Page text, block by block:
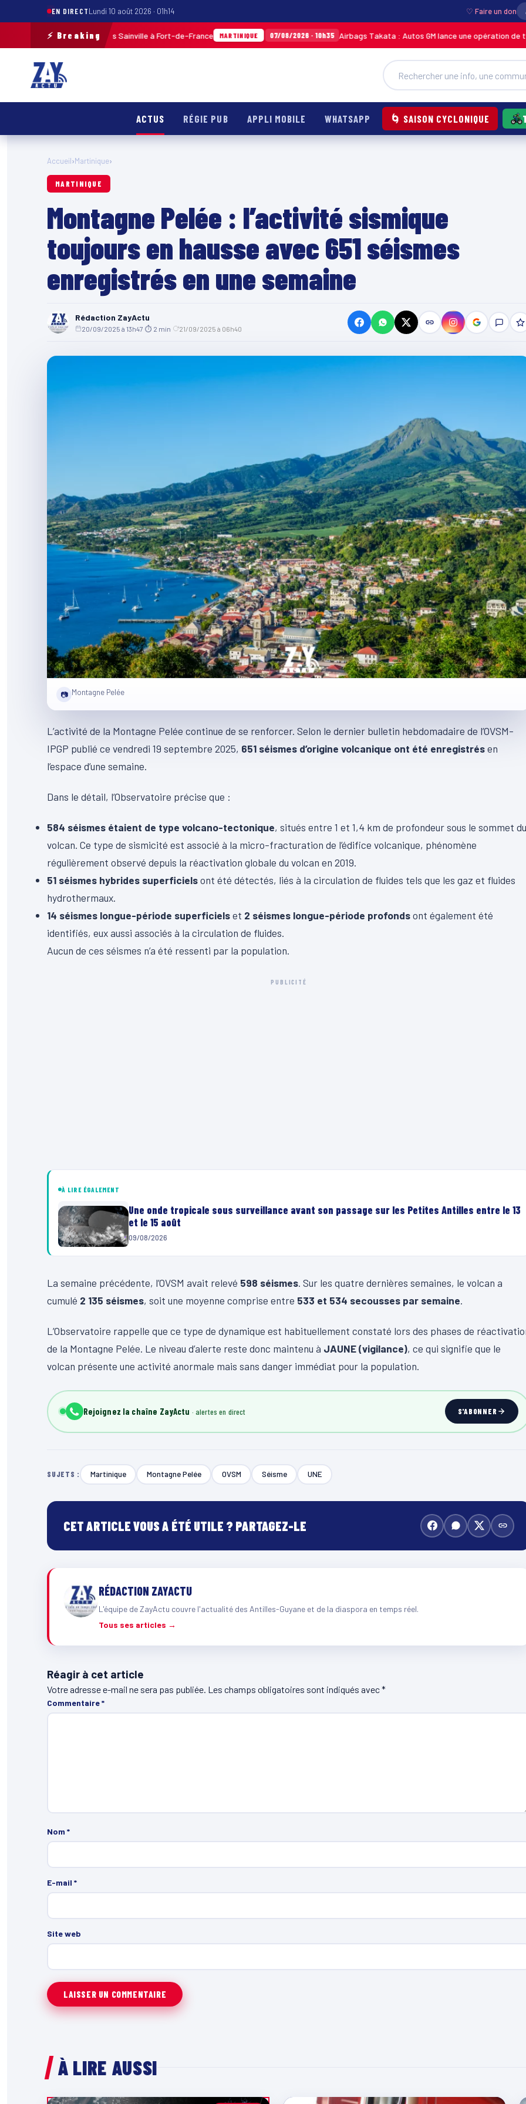
EN DIRECTLundi 10 août 2026 · 01h14 ♡ Faire un don
⚡ Breaking
balles aux Terres Sainville à Fort-de-France MARTINIQUE 07/08/2026 · 10h35 Airbags Takata : Autos GM lance une opération de terrain pour
ACTUS RÉGIE PUB APPLI MOBILE WHATSAPP 🌀 SAISON CYCLONIQUE
Accueil›Martinique›
MARTINIQUE
Montagne Pelée : l’activité sismique
toujours en hausse avec 651 séismes
enregistrés en une semaine
Rédaction ZayActu
20/09/2025 à 13h47 ⏱ 2 min 21/09/2025 à 06h40
📷 Montagne Pelée
L’activité de la Montagne Pelée continue de se renforcer. Selon le dernier bulletin hebdomadaire de l’OVSM-
IPGP publié ce vendredi 19 septembre 2025, 651 séismes d’origine volcanique ont été enregistrésen
l’espace d’une semaine.
Dans le détail, l’Observatoire précise que :
584 séismes étaient de type volcano-tectonique, situés entre 1 et 1,4 km de profondeur sous le sommet du
volcan. Ce type de sismicité est associé à la micro-fracturation de l’édifice volcanique, phénomène
régulièrement observé depuis la réactivation globale du volcan en 2019.
51 séismes hybrides superficielsont été détectés, liés à la circulation de fluides tels que les gaz et fluides
hydrothermaux.
14 séismes longue-période superficielset 2 séismes longue-période profondsont également été
identifiés, eux aussi associés à la circulation de fluides.
Aucun de ces séismes n’a été ressenti par la population.
PUBLICITÉ
À LIRE ÉGALEMENT
Une onde tropicale sous surveillance avant son passage sur les Petites Antilles entre le 13
et le 15 août
09/08/2026
La semaine précédente, l’OVSM avait relevé 598 séismes. Sur les quatre dernières semaines, le volcan a
cumulé 2 135 séismes, soit une moyenne comprise entre 533 et 534 secousses par semaine.
L’Observatoire rappelle que ce type de dynamique est habituellement constaté lors des phases de
de la Montagne Pelée. Le niveau d’alerte reste donc maintenu à JAUNE (vigilance), ce qui signifie que le
volcan présente une activité anormale mais sans danger immédiat pour la population.
Rejoignez la chaîne ZayActu S'ABONNER
SUJETS : Martinique Montagne Pelée OVSM Séisme UNE
CET ARTICLE VOUS A ÉTÉ UTILE ? PARTAGEZ-LE
RÉDACTION ZAYACTU
L'équipe de ZayActu couvre l'actualité des Antilles-Guyane et de la diaspora en temps réel.
Tous ses articles →
Réagir à cet article
Votre adresse e-mail ne sera pas publiée. Les champs obligatoires sont indiqués avec*
Commentaire*
Nom *
E-mail *
Site web
À LIRE AUSSI